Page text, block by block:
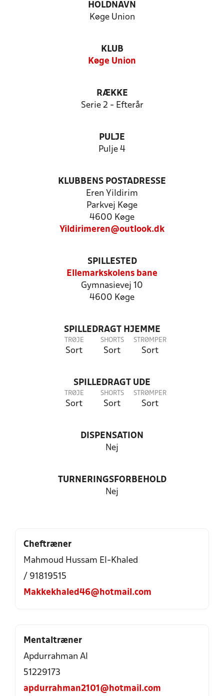
HOLDNAVN
Køge Union
KLUB
Køge Union
RÆKKE
Serie 2 - Efterår
PULJE
Pulje 4
KLUBBENS POSTADRESSE
Eren Yildirim
Parkvej Køge
4600 Køge
Yildirimeren@outlook.dk
SPILLESTED
Ellemarkskolens bane
Gymnasievej 10
4600 Køge
SPILLEDRAGT HJEMME
TRØJE
Sort
SHORTS
Sort
STRØMPER
Sort
SPILLEDRAGT UDE
TRØJE
Sort
SHORTS
Sort
STRØMPER
Sort
DISPENSATION
Nej
TURNERINGSFORBEHOLD
Nej
Cheftræner
Mahmoud Hussam El-Khaled
/ 91819515
Makkekhaled46@hotmail.com
Mentaltræner
Apdurrahman Al
51229173
apdurrahman2101@hotmail.com